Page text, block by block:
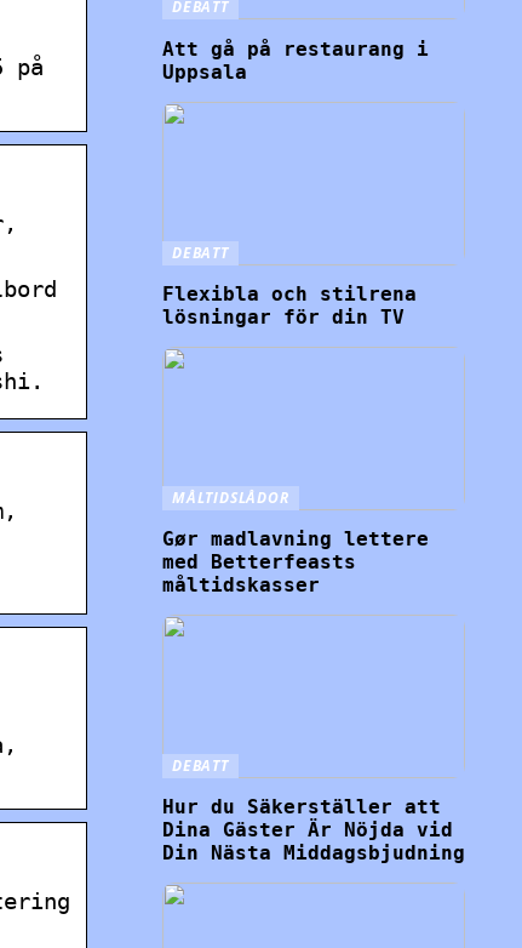
på
DEBATT
Att gå på restaurang i
Uppsala
DEBATT
Flexibla och stilrena
lösningar för din TV
MÅLTIDSLÅDOR
Gør madlavning lettere
med Betterfeasts
måltidskasser
DEBATT
Hur du Säkerställer att
Dina Gäster Är Nöjda vid
Din Nästa Middagsbjudning